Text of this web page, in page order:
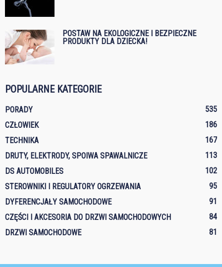
POSTAW NA EKOLOGICZNE I BEZPIECZNE
PRODUKTY DLA DZIECKA!
POPULARNE KATEGORIE
PORADY
535
CZŁOWIEK
186
TECHNIKA
167
DRUTY, ELEKTRODY, SPOIWA SPAWALNICZE
113
DS AUTOMOBILES
102
STEROWNIKI I REGULATORY OGRZEWANIA
95
DYFERENCJAŁY SAMOCHODOWE
91
CZĘŚCI I AKCESORIA DO DRZWI SAMOCHODOWYCH
84
DRZWI SAMOCHODOWE
81